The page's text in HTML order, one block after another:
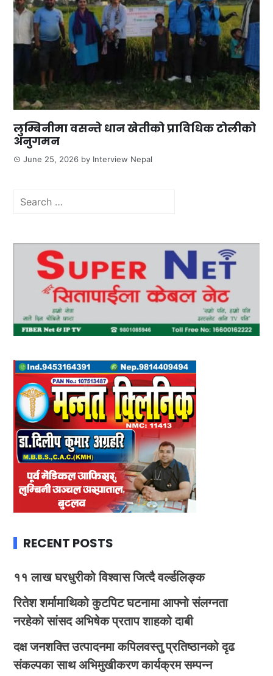
लुम्बिनीमा वसन्ते धान खेतीको प्राविधिक टोलीको
अनुगमन
June 25, 2026 by Interview Nepal
Search
RECENT POSTS
११ लाख घरधुरीको विश्वास जित्दै वर्ल्डलिङ्क
रितेश शर्मामाथिको कुटपिट घटनामा आफ्नो संलग्नता
नरहेको सांसद अभिषेक प्रताप शाहको दाबी
दक्ष जनशक्ति उत्पादनमा कपिलवस्तु प्रतिष्ठानको दृढ
संकल्पका साथ अभिमुखीकरण कार्यक्रम सम्पन्न